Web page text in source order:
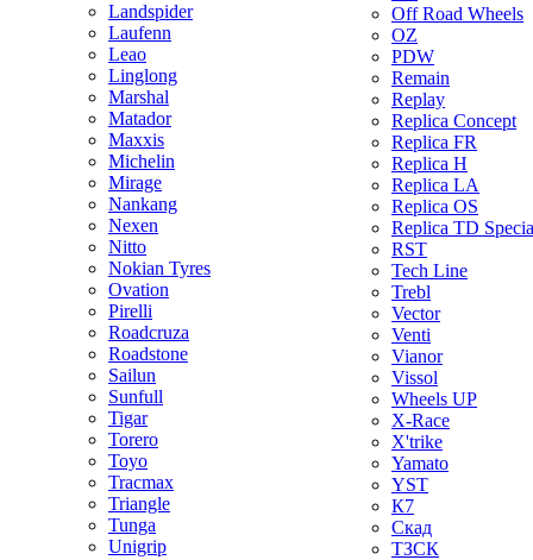
Landspider
Laufenn
Leao
Linglong
Marshal
Matador
Maxxis
Michelin
Mirage
Nankang
Nexen
Nitto
Nokian Tyres
Ovation
Pirelli
Roadcruza
Roadstone
Sailun
Sunfull
Tigar
Torero
Toyo
Tracmax
Triangle
Tunga
Unigrip
Off Road Wheels
OZ
PDW
Remain
Replay
Replica Concept
Replica FR
Replica H
Replica LA
Replica OS
Replica TD
RST
Tech Line
Trebl
Vector
Venti
Vianor
Vissol
Wheels UP
X-Race
X'trike
Yamato
YST
К7
Скад
ТЗСК